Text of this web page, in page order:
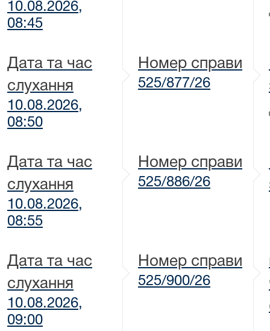
10.08.2026,
08:45
Дата та час
слухання
10.08.2026,
08:50
Номер справи
525/877/26
Дата та час
слухання
10.08.2026,
08:55
Номер справи
525/886/26
Дата та час
слухання
10.08.2026,
09:00
Номер справи
525/900/26